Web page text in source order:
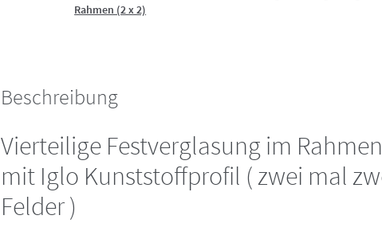
Rahmen (2 x 2)
Beschreibung
Vierteilige Festverglasung im Rahmen
mit Iglo Kunststoffprofil ( zwei mal
Felder )